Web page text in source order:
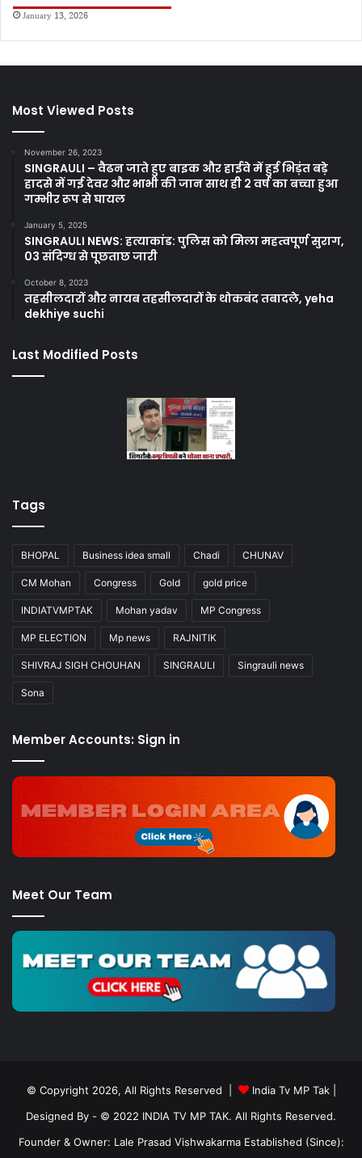
January 13, 2026
Most Viewed Posts
November 26, 2023
SINGRAULI – वैढन जाते हुए बाइक और हाईवे में हुई भिड़ंत बड़े
हादसे में गई देवर और भाभी की जान साथ ही 2 वर्ष का बच्चा हुआ
गम्भीर रूप से घायल
January 5, 2025
SINGRAULI NEWS: हत्याकांड: पुलिस को मिला महत्वपूर्ण सुराग,
03 संदिग्ध से पूछताछ जारी
October 8, 2023
तहसीलदारों और नायब तहसीलदारों के थोकबंद तबादले, yeha
dekhiye suchi
Last Modified Posts
Tags
BHOPAL Business idea small Chadi CHUNAV
CM Mohan Congress Gold gold price
INDIATVMPTAK Mohan yadav MP Congress
MP ELECTION Mp news RAJNITIK
SHIVRAJ SIGH CHOUHAN SINGRAULI Singrauli news
Sona
Member Accounts: Sign in
Meet Our Team
© Copyright 2026, All Rights Reserved | India Tv MP Tak|
Designed By - © 2022 INDIA TV MP TAK. All Rights Reserved.
Founder & Owner: Lale Prasad Vishwakarma Established (Since):